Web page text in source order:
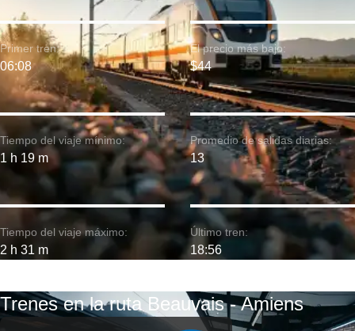
Tiempo del viaje mínimo:
1 h 19 m
Primer tren:
06:08
Tiempo del viaje máximo:
2 h 31 m
El precio más bajo:
$44
Promedio de salidas diarias:
13
Último tren:
18:56
Trenes en la ruta Beauvais - Amiens